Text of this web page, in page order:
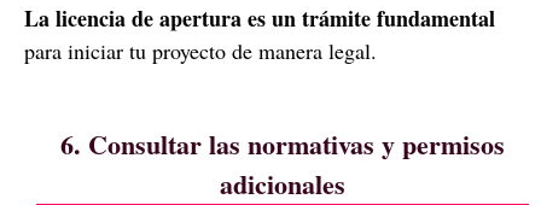
La licencia de apertura es un trámite fundamental
para iniciar tu proyecto de manera legal.
6. Consultar las normativas y permisos
adicionales